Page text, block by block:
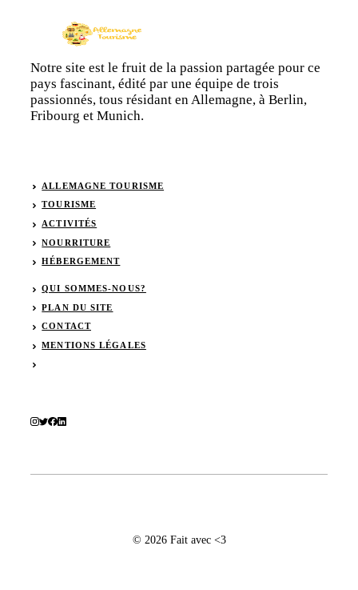
Notre site est le fruit de la passion partagée pour ce
pays fascinant, édité par une équipe de trois
passionnés, tous résidant en Allemagne, à Berlin,
Fribourg et Munich.
ALLEMAGNE TOURISME
TOURISME
ACTIVITÉS
NOURRITURE
HÉBERGEMENT
QUI SOMMES-NOUS?
PLAN DU SITE
CONTACT
MENTIONS LÉGALES
© 2026 Fait avec <3